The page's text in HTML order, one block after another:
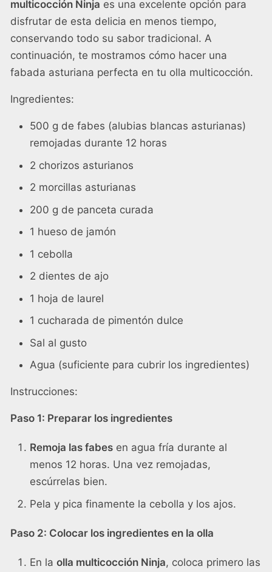
multicocción Ninja es una excelente opción para
disfrutar de esta delicia en menos tiempo,
conservando todo su sabor tradicional. A
continuación, te mostramos cómo hacer una
fabada asturiana perfecta en tu olla multicocción.
Ingredientes:
500 g de fabes (alubias blancas asturianas)
remojadas durante 12 horas
2 chorizos asturianos
2 morcillas asturianas
200 g de panceta curada
1 hueso de jamón
1 cebolla
2 dientes de ajo
1 hoja de laurel
1 cucharada de pimentón dulce
Sal al gusto
Agua (suficiente para cubrir los ingredientes)
Instrucciones:
Paso 1: Preparar los ingredientes
Remoja las fabes en agua fría durante al
menos 12 horas. Una vez remojadas,
escúrrelas bien.
Pela y pica finamente la cebolla y los ajos.
Paso 2: Colocar los ingredientes en la olla
En la olla multicocción Ninja, coloca primero las